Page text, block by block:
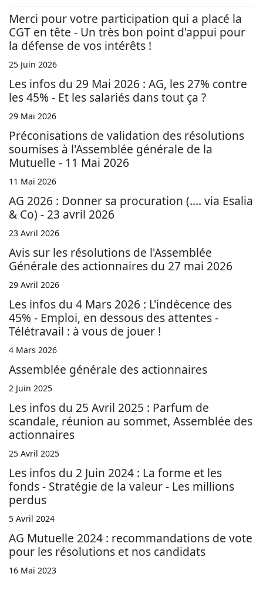
Merci pour votre participation qui a placé la
CGT en tête - Un très bon point d'appui pour
la défense de vos intérêts !
25 Juin 2026
Les infos du 29 Mai 2026 : AG, les 27% contre
les 45% - Et les salariés dans tout ça ?
29 Mai 2026
Préconisations de validation des résolutions
soumises à l'Assemblée générale de la
Mutuelle - 11 Mai 2026
11 Mai 2026
AG 2026 : Donner sa procuration (.... via Esalia
& Co) - 23 avril 2026
23 Avril 2026
Avis sur les résolutions de l'Assemblée
Générale des actionnaires du 27 mai 2026
29 Avril 2026
Les infos du 4 Mars 2026 : L'indécence des
45% - Emploi, en dessous des attentes -
Télétravail : à vous de jouer !
4 Mars 2026
Assemblée générale des actionnaires
2 Juin 2025
Les infos du 25 Avril 2025 : Parfum de
scandale, réunion au sommet, Assemblée des
actionnaires
25 Avril 2025
Les infos du 2 Juin 2024 : La forme et les
fonds - Stratégie de la valeur - Les millions
perdus
5 Avril 2024
AG Mutuelle 2024 : recommandations de vote
pour les résolutions et nos candidats
16 Mai 2023